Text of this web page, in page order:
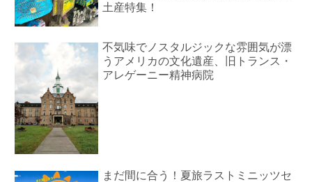
土産特集！
不気味でノスタルジックな雰囲気が漂
うアメリカの文化遺産、旧トランス・
アレゲーニー精神病院
まだ間に合う！夏旅ラストミニッツセ